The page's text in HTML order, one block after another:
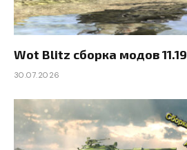
Wot Blitz сборка модов 11.19
30.07.2026